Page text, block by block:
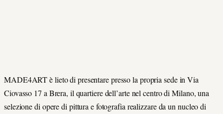
MADE4ART è lieto di presentare presso la propria sede in Via
Ciovasso 17 a Brera, il quartiere dell’arte nel centro di Milano, una
selezione di opere di pittura e fotografia realizzare da un nucleo di